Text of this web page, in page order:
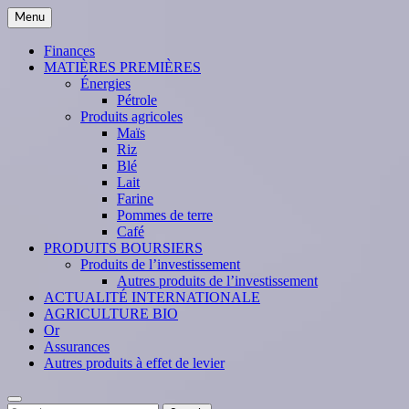
Skip
to
content
Menu
Finances
MATIÈRES PREMIÈRES
Énergies
Pétrole
Produits agricoles
Maïs
Riz
Blé
Lait
Farine
Pommes de terre
Café
PRODUITS BOURSIERS
Produits de l’investissement
Autres produits de l’investissement
ACTUALITÉ INTERNATIONALE
AGRICULTURE BIO
Or
Assurances
Autres produits à effet de levier
Search